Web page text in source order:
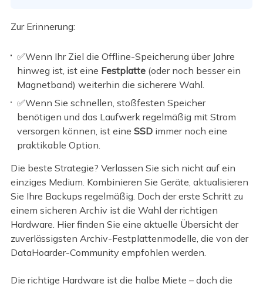
Zur Erinnerung:
✅Wenn Ihr Ziel die Offline-Speicherung über Jahre
hinweg ist, ist eine Festplatte (oder noch besser ein
Magnetband) weiterhin die sicherere Wahl.
✅Wenn Sie schnellen, stoßfesten Speicher
benötigen und das Laufwerk regelmäßig mit Strom
versorgen können, ist eineSSD immer noch eine
praktikable Option.
Die beste Strategie? Verlassen Sie sich nicht auf ein
einziges Medium. Kombinieren Sie Geräte, aktualisieren
Sie Ihre Backups regelmäßig. Doch der erste Schritt zu
einem sicheren Archiv ist die Wahl der richtigen
Hardware. Hier finden Sie eine aktuelle Übersicht der
zuverlässigsten Archiv-Festplattenmodelle, die von der
DataHoarder-Community empfohlen werden.
Die richtige Hardware ist die halbe Miete – doch die